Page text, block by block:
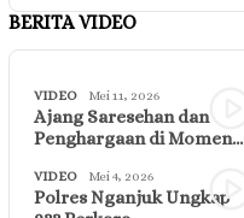
BERITA VIDEO
VIDEO Mei 11, 2026
Ajang Saresehan dan
Penghargaan di Momen…
VIDEO Mei 4, 2026
Polres Nganjuk Ungkap